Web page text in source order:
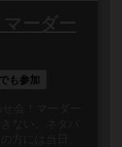
マーダー
も参加
会！マーダー
ない、ネタバ
方には当日、